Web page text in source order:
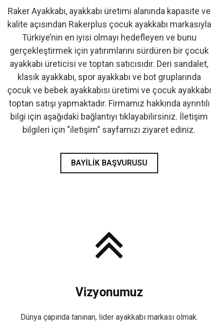
- İlk Adım & Bebek Ayakkabı
- Babetler
Raker Ayakkabı, ayakkabı üretimi alanında kapasite ve
kalite açısından Rakerplus çocuk ayakkabı markasıyla
Türkiye’nin en iyisi olmayı hedefleyen ve bunu
gerçekleştirmek için yatırımlarını sürdüren bir çocuk
ayakkabı üreticisi ve toptan satıcısıdır. Deri sandalet,
klasik ayakkabı, spor ayakkabı ve bot gruplarında
çocuk ve bebek ayakkabısı üretimi ve çocuk ayakkabı
toptan satışı yapmaktadır. Firmamız hakkında ayrıntılı
bilgi için aşağıdaki bağlantıyı tıklayabilirsiniz. İletişim
bilgileri için "iletişim" sayfamızı ziyaret ediniz.
BAYILIK BAŞVURUSU
Vizyonumuz
Dünya çapında tanınan, lider ayakkabı markası olmak.